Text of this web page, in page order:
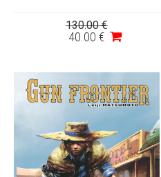
130.00 €
40 .00 €